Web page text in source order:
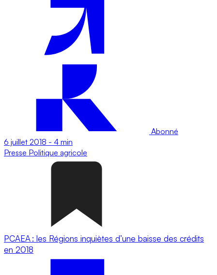
Abonné
6 juillet 2018 - 4 min
Presse Politique agricole
PCAEA : les Régions inquiètes d’une baisse des crédits
en 2018